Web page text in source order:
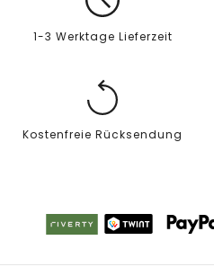
1-3 Werktage Lieferzeit
Kostenfreie Rücksendung